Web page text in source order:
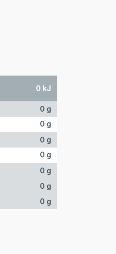
0 kJ
0 g
0 g
0 g
0 g
0 g
0 g
0 g